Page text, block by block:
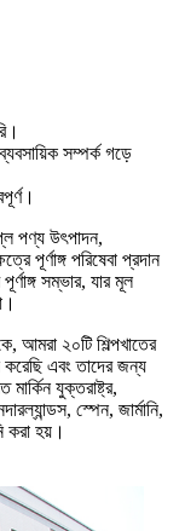
ব্যবসায়িক সম্পর্ক গড়ে
পণ্য উৎপাদন,
পূর্ণাঙ্গ পরিষেবা প্রদান
সম্ভার, যার মূল
আমরা ২০টি শিল্পখাতের
করেছি এবং তাদের জন্য
যুক্তরাষ্ট্র,
স্পেন, জার্মানি,
করা হয়।